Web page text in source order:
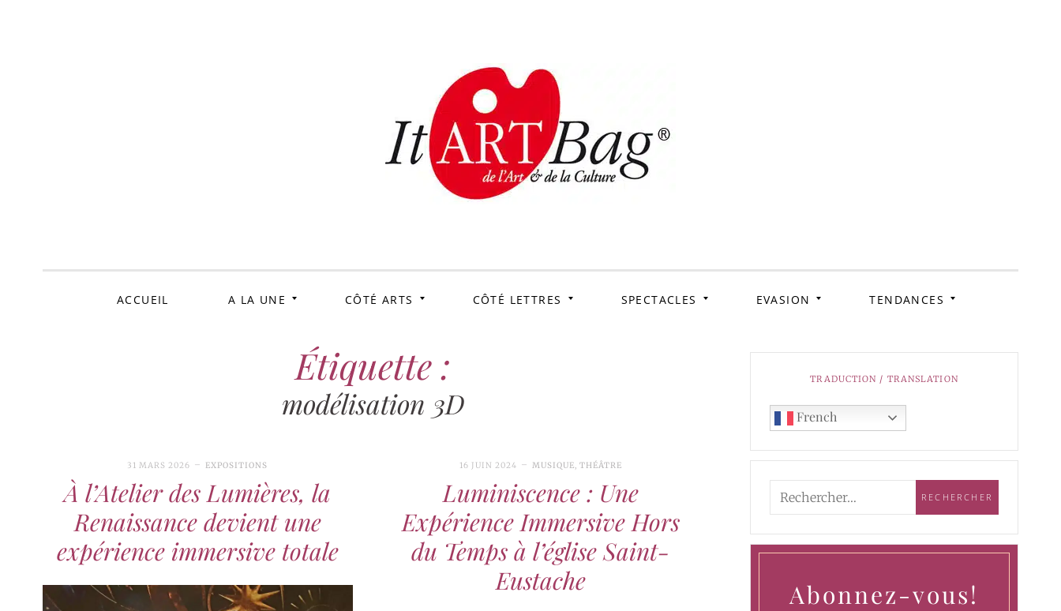
ItArtBag
ACCUEIL A LA UNE CÔTÉ ARTS CÔTÉ LETTRES SPECTACLES EVASION TENDANCES
Étiquette :
modélisation 3D
31 MARS 2026 EXPOSITIONS
À l’Atelier des Lumières, la
Renaissance devient une
expérience immersive totale
16 JUIN 2024 MUSIQUE, THÉÂTRE
Luminiscence : Une
Expérience Immersive Hors
du Temps à l’église Saint-
Eustache
TRADUCTION / TRANSLATION
French
Abonnez-vous!